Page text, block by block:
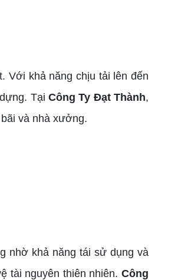
Với khả năng chịu tải lên đến
Tại Công Ty Đạt Thành,
và nhà xưởng.
nhờ khả năng tái sử dụng và
tài nguyên thiên nhiên.Công